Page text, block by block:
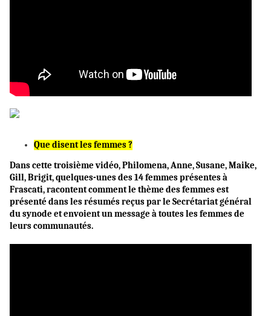
Que disent les femmes?
Dans cette troisième vidéo, Philomena, Anne, Susane, Maike,
Gill, Brigit, quelques-unes des 14 femmes présentes à
Frascati, racontent comment le thème des femmes est
présenté dans les résumés reçus par le Secrétariat général
du synode et envoient un message à toutes les femmes de
leurs communautés.